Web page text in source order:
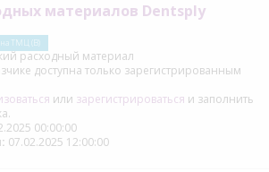
материалов Dentsply
на ТМЦ (В)
расходный материал
доступна только зарегистрированным
или зарегистрироваться и заполнить
00:00:00
07.02.2025 12:00:00